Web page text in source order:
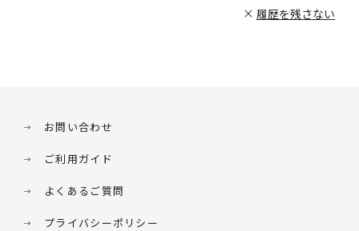
履歴を残さない
お問い合わせ
ご利用ガイド
よくあるご質問
プライバシーポリシー